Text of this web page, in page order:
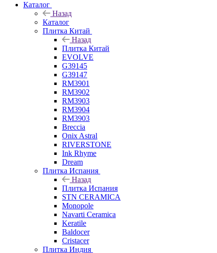
Каталог
Назад
Каталог
Плитка Китай
Назад
Плитка Китай
EVOLVE
G39145
G39147
RM3901
RM3902
RM3903
RM3904
RM3903
Breccia
Onix Astral
RIVERSTONE
Ink Rhyme
Dream
Плитка Испания
Назад
Плитка Испания
STN CERAMICA
Monopole
Navarti Ceramica
Keratile
Baldocer
Cristacer
Плитка Индия